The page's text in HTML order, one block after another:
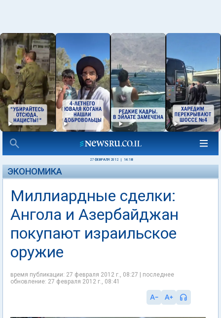
27 ФЕВРАЛЯ 2012 14:18
ЭКОНОМИКА
Миллиардные сделки:
Ангола и Азербайджан
покупают израильское
оружие
время публикации: 27 февраля 2012 г., 08:27 | последнее
обновление: 27 февраля 2012 г., 08:41